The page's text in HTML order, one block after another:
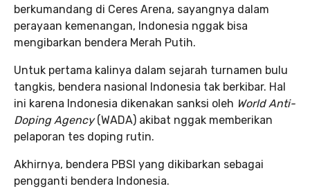
berkumandang di Ceres Arena, sayangnya dalam
perayaan kemenangan, Indonesia nggak bisa
mengibarkan bendera Merah Putih.
Untuk pertama kalinya dalam sejarah turnamen bulu
tangkis, bendera nasional Indonesia tak berkibar. Hal
ini karena Indonesia dikenakan sanksi oleh World Anti-
Doping Agency(WADA) akibat nggak memberikan
pelaporan tes doping rutin.
Akhirnya, bendera PBSI yang dikibarkan sebagai
pengganti bendera Indonesia.